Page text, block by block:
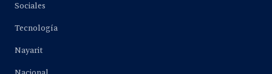
Sociales
Tecnología
Nayarit